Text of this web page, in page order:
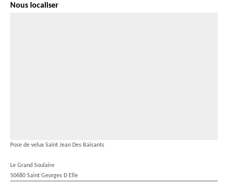
Nous localiser
Pose de velux Saint Jean Des Baisants
Le Grand Soulaire
50680 Saint Georges D Elle